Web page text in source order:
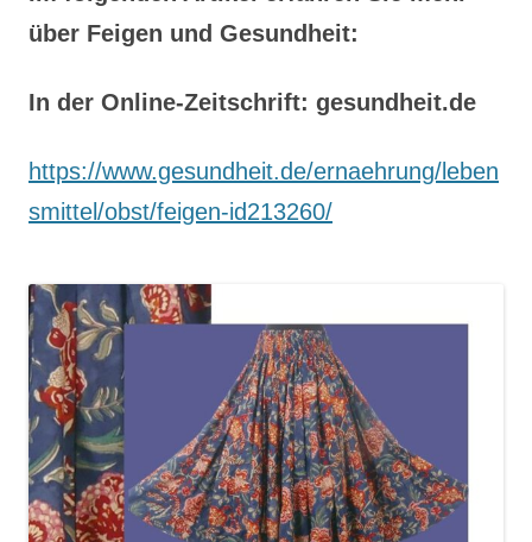
über Feigen und Gesundheit:
In der Online-Zeitschrift: gesundheit.de
https://www.gesundheit.de/ernaehrung/leben
smittel/obst/feigen-id213260/